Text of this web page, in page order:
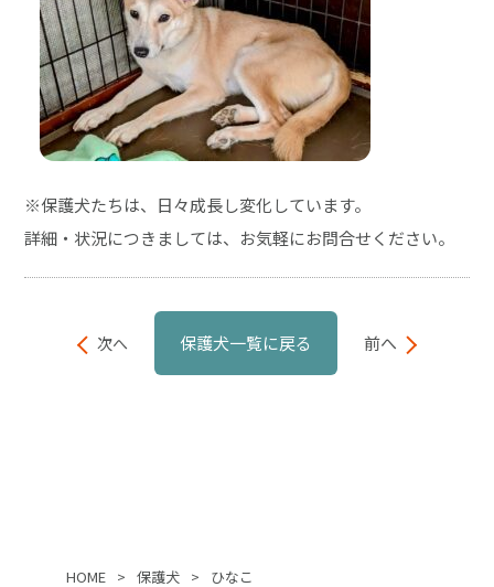
※保護犬たちは、日々成長し変化しています。
詳細・状況につきましては、お気軽にお問合せください。
次へ 保護犬一覧に戻る 前へ
HOME > 保護犬 > ひなこ